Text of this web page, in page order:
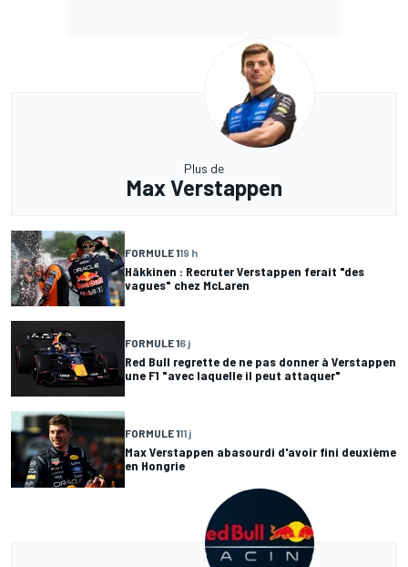
Plus de
Max Verstappen
FORMULE 119 h
Häkkinen : Recruter Verstappen ferait "des
vagues" chez McLaren
FORMULE 16 j
Red Bull regrette de ne pas donner à Verstappen
une F1 "avec laquelle il peut attaquer"
FORMULE 111 j
Max Verstappen abasourdi d'avoir fini deuxième
en Hongrie